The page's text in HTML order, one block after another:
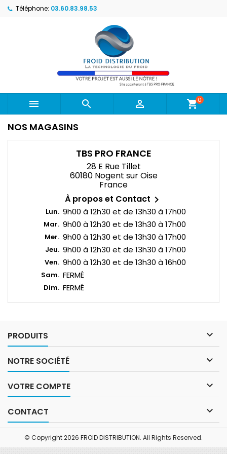
Téléphone: 03.60.83.98.53
   shopping_cart0
NOS MAGASINS
TBS PRO FRANCE
28 E Rue Tillet
60180 Nogent sur Oise
France
À propos et Contact 
Lun. 9h00 à 12h30 et de 13h30 à 17h00
Mar. 9h00 à 12h30 et de 13h30 à 17h00
Mer. 9h00 à 12h30 et de 13h30 à 17h00
Jeu. 9h00 à 12h30 et de 13h30 à 17h00
Ven. 9h00 à 12h30 et de 13h30 à 16h00
Sam. FERMÉ
Dim. FERMÉ
PRODUITS 
NOTRE SOCIÉTÉ 
VOTRE COMPTE 
CONTACT 
© Copyright 2026 FROID DISTRIBUTION. All Rights Reserved.